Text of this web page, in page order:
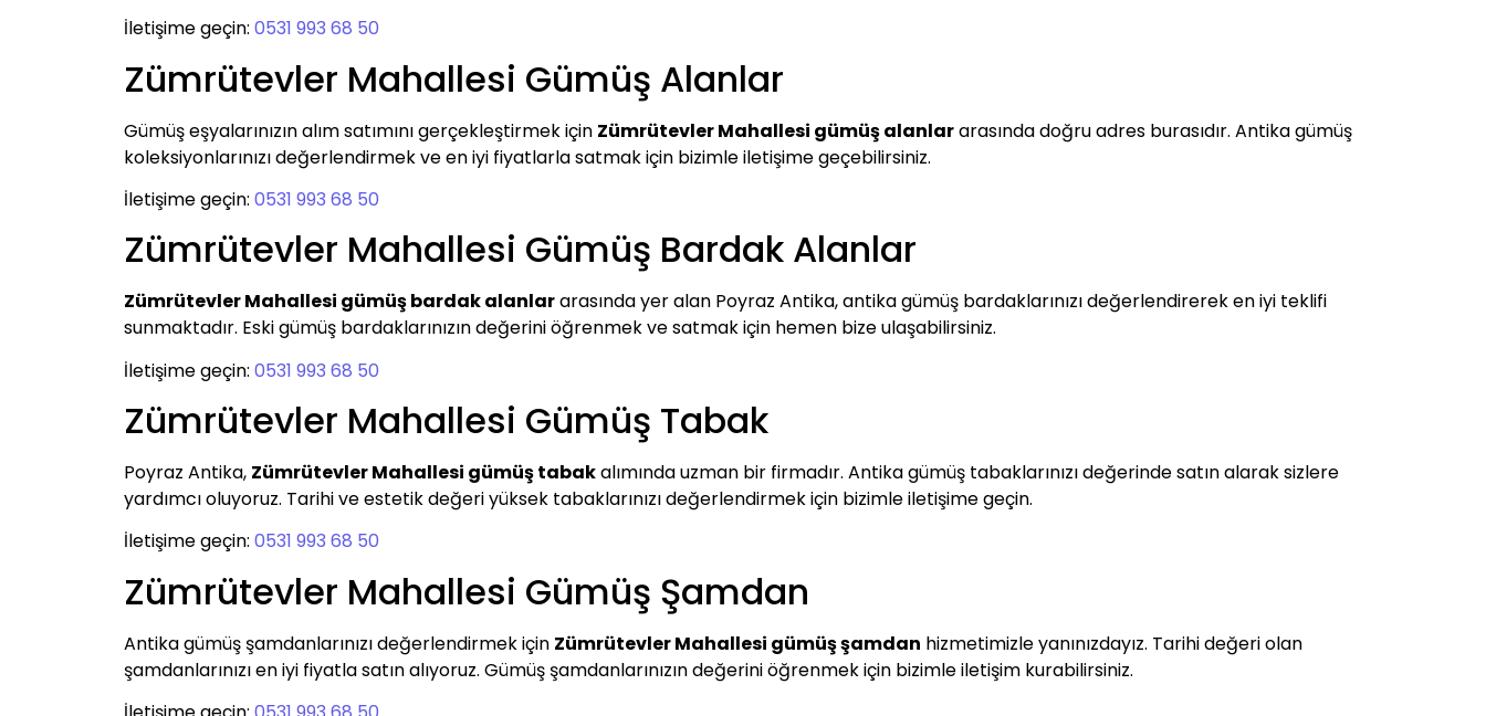
İletişime geçin: 0531 993 68 50
Zümrütevler Mahallesi Gümüş Alanlar
Gümüş eşyalarınızın alım satımını gerçekleştirmek için Zümrütevler Mahallesi gümüş alanlararasında doğru adres burasıdır. Antika gümüş
koleksiyonlarınızı değerlendirmek ve en iyi fiyatlarla satmak için bizimle iletişime geçebilirsiniz.
İletişime geçin: 0531 993 68 50
Zümrütevler Mahallesi Gümüş Bardak Alanlar
Zümrütevler Mahallesi gümüş bardak alanlararasında yer alan Poyraz Antika, antika gümüş bardaklarınızı değerlendirerek en iyi teklifi
sunmaktadır. Eski gümüş bardaklarınızın değerini öğrenmek ve satmak için hemen bize ulaşabilirsiniz.
İletişime geçin: 0531 993 68 50
Zümrütevler Mahallesi Gümüş Tabak
Poyraz Antika, Zümrütevler Mahallesi gümüş tabakalımında uzman bir firmadır. Antika gümüş tabaklarınızı değerinde satın alarak sizlere
yardımcı oluyoruz. Tarihi ve estetik değeri yüksek tabaklarınızı değerlendirmek için bizimle iletişime geçin.
İletişime geçin: 0531 993 68 50
Zümrütevler Mahallesi Gümüş Şamdan
Antika gümüş şamdanlarınızı değerlendirmek için Zümrütevler Mahallesi gümüş şamdan hizmetimizle yanınızdayız. Tarihi değeri olan
şamdanlarınızı en iyi fiyatla satın alıyoruz. Gümüş şamdanlarınızın değerini öğrenmek için bizimle iletişim kurabilirsiniz.